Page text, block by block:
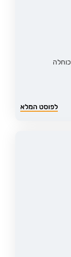
כוחלה
לפוסט המלא